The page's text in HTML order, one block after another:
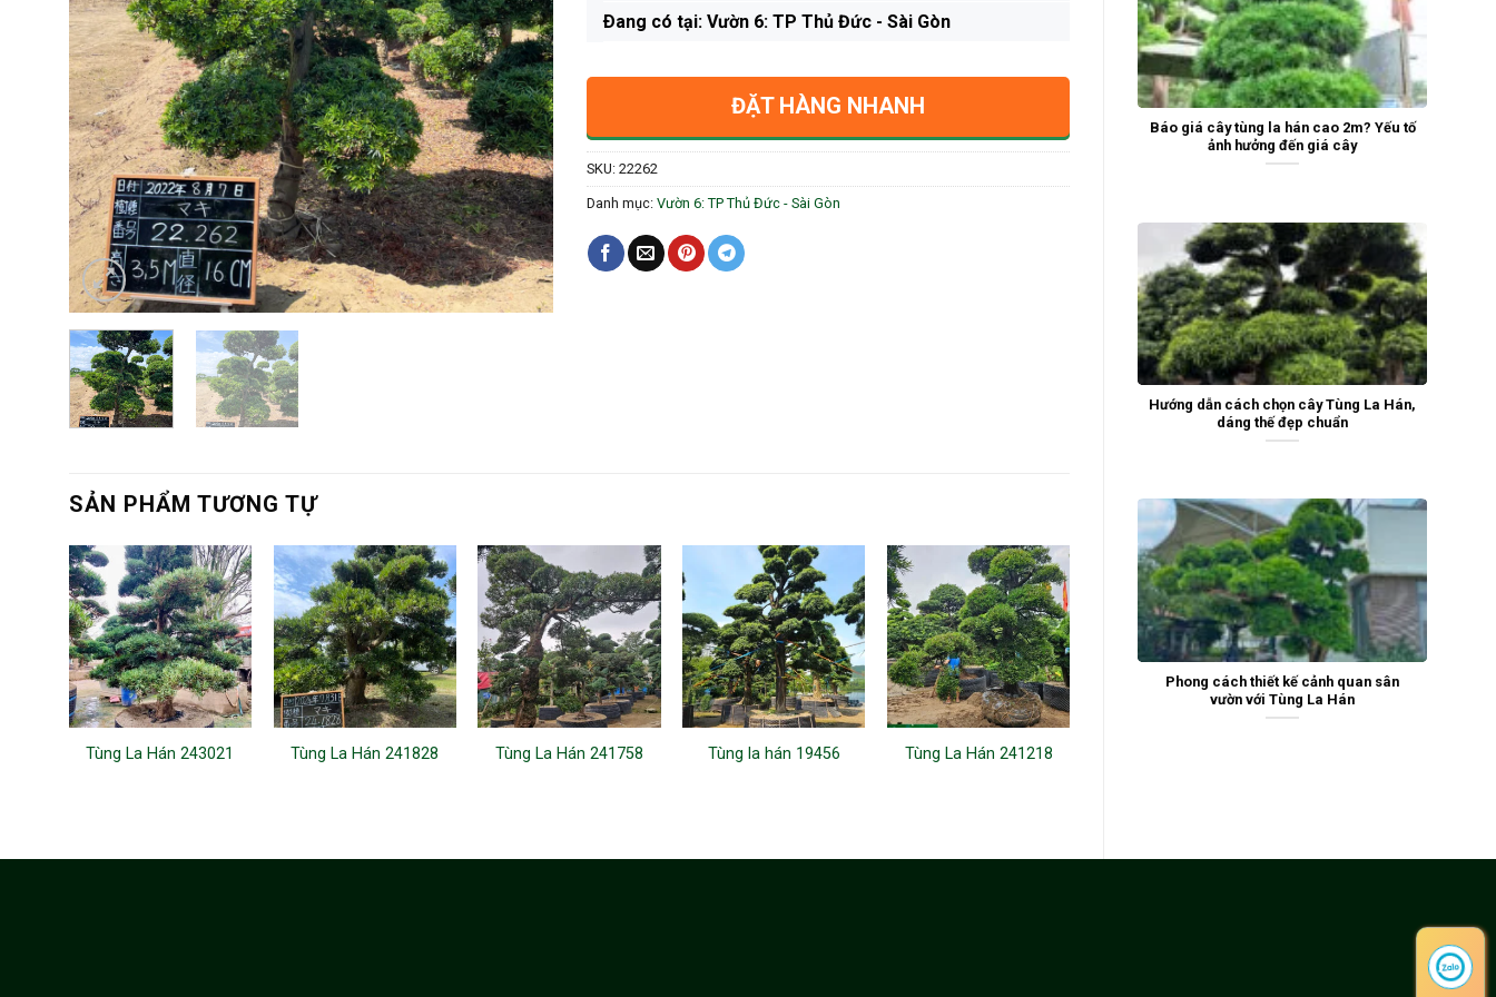
Báo giá cây tùng la hán cao 2m? Yếu tố
ảnh hưởng đến giá cây
Hướng dẫn cách chọn cây Tùng La Hán,
dáng thế đẹp chuẩn
Phong cách thiết kế cảnh quan sân
vườn với Tùng La Hán
Ðang có tại: Vườn 6: TP Thủ Đức - Sài Gòn
ĐẶT HÀNG NHANH
SKU: 22262
Danh mục: Vườn 6: TP Thủ Đức - Sài Gòn
SẢN PHẨM TƯƠNG TỰ
Tùng La Hán 243021 Tùng La Hán 241828 Tùng La Hán 241758 Tùng la hán 19456 Tùng La Hán 241218